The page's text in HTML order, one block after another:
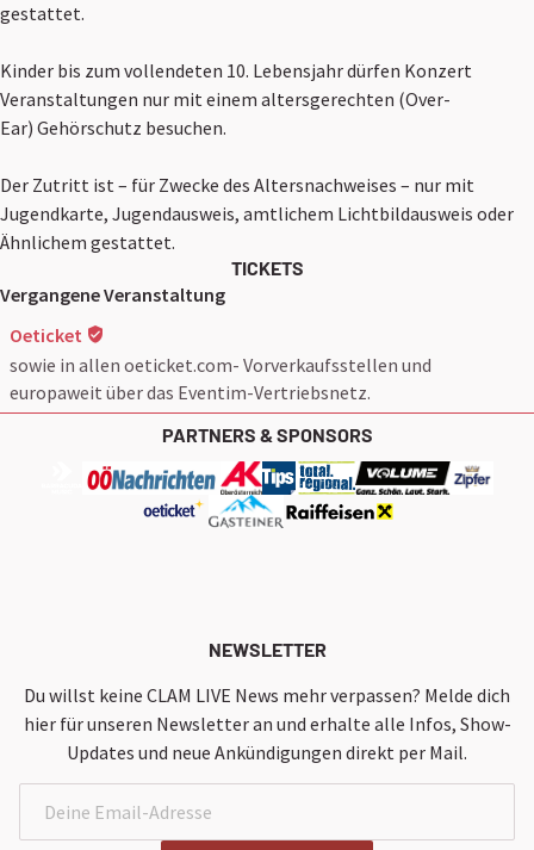
gestattet.
Kinder bis zum vollendeten 10. Lebensjahr dürfen Konzert
Veranstaltungen nur mit einem altersgerechten (Over-
Ear) Gehörschutz besuchen.
Der Zutritt ist – für Zwecke des Altersnachweises – nur mit
Jugendkarte, Jugendausweis, amtlichem Lichtbildausweis oder
Ähnlichem gestattet.
TICKETS
Vergangene Veranstaltung
Oeticket
sowie in allen oeticket.com- Vorverkaufsstellen und
europaweit über das Eventim-Vertriebsnetz.
PARTNERS & SPONSORS
NEWSLETTER
Du willst keine CLAM LIVE News mehr verpassen? Melde dich
hier für unseren Newsletter an und erhalte alle Infos, Show-
Updates und neue Ankündigungen direkt per Mail.